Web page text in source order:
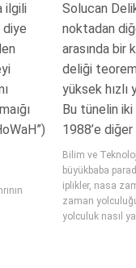
ilgili
diye
Solucan
noktadan
arasında bir
deliği
yüksek
Bu tünelin iki
1988’e
Bilim ve
büyükbaba
iplikler, nasa
zaman
yolculuk nasıl